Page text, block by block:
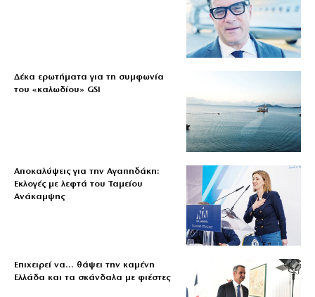
Δέκα ερωτήματα για τη συμφωνία
του «καλωδίου» GSI
Αποκαλύψεις για την Αγαπηδάκη:
Εκλογές με λεφτά του Ταμείου
Ανάκαμψης
Επιχειρεί να… θάψει την καμένη
Ελλάδα και τα σκάνδαλα με φιέστες